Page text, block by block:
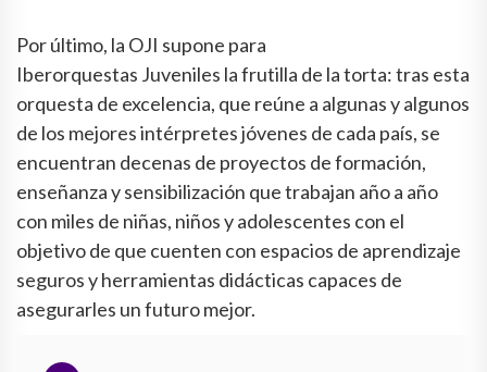
Por último, la OJI supone para
Iberorquestas Juveniles la frutilla de la torta: tras esta
orquesta de excelencia, que reúne a algunas y algunos
de los mejores intérpretes jóvenes de cada país, se
encuentran decenas de proyectos de formación,
enseñanza y sensibilización que trabajan año a año
con miles de niñas, niños y adolescentes con el
objetivo de que cuenten con espacios de aprendizaje
seguros y herramientas didácticas capaces de
asegurarles un futuro mejor.